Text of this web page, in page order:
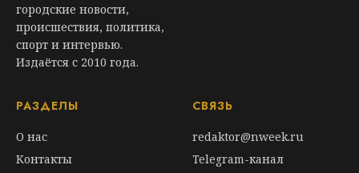
городские новости,
происшествия, политика,
спорт и интервью.
Издаётся с 2010 года.
РАЗДЕЛЫ
О нас
Контакты
СВЯЗЬ
redaktor@nweek.ru
Telegram-канал